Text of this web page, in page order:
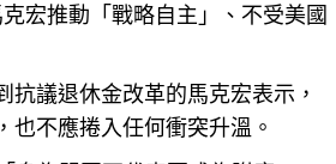
宏推動「戰略自主」、不受美國
議退休金改革的馬克宏表示，
不應捲入任何衝突升溫。